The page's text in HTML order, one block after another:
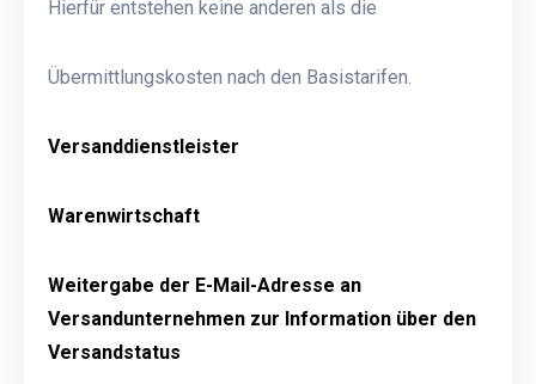
Hierfür entstehen keine anderen als die
Übermittlungskosten nach den Basistarifen.
Versanddienstleister
Warenwirtschaft
Weitergabe der E-Mail-Adresse an
Versandunternehmen zur Information über den
Versandstatus